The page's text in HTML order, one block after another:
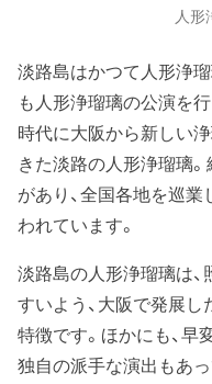
人形
淡路島はかつて人形浄
も人形浄瑠璃の公演を
時代に大阪から新しい
きた淡路の人形浄瑠璃
があり、全国各地を巡
われています。
淡路島の人形浄瑠璃は
すいよう、大阪で発展
特徴です。ほかにも、早
独自の派手な演出もあ